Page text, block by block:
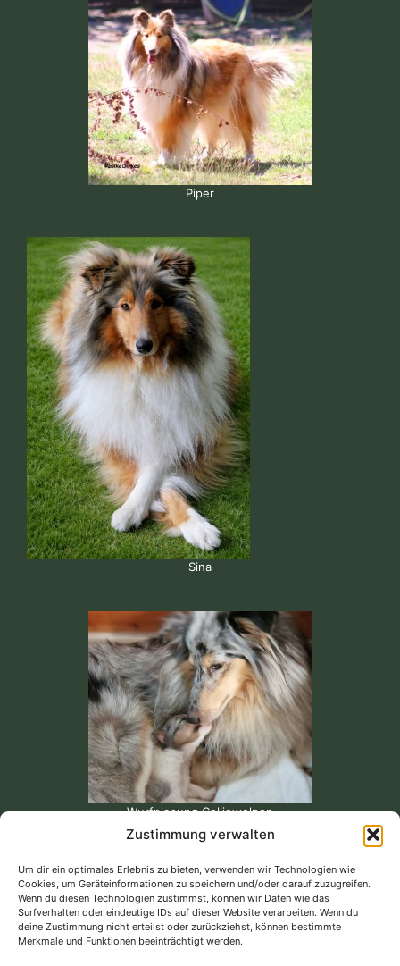
Zustimmung verwalten
Um dir ein optimales Erlebnis zu bieten, verwenden wir Technologien wie
Cookies, um Geräteinformationen zu speichern und/oder darauf zuzugreifen.
Wenn du diesen Technologien zustimmst, können wir Daten wie das
Surfverhalten oder eindeutige IDs auf dieser Website verarbeiten. Wenn du
deine Zustimmung nicht erteilst oder zurückziehst, können bestimmte
Merkmale und Funktionen beeinträchtigt werden.
Piper
Sina
Wurfplanung Colliewelpen
Unsere Bewertungen bei Google...